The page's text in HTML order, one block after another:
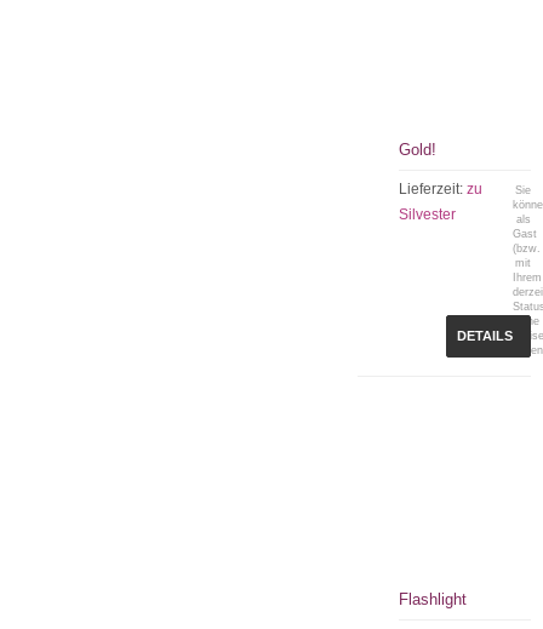
Gold!
Lieferzeit:zu
Silvester
Sie
als
Gast
(bzw.
mit
Ihrem
keine
DETAILS
Flashlight